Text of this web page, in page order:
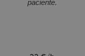
paciente.